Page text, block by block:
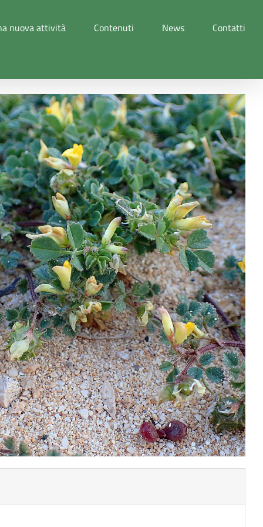
nuova attività Contenuti News Contatti